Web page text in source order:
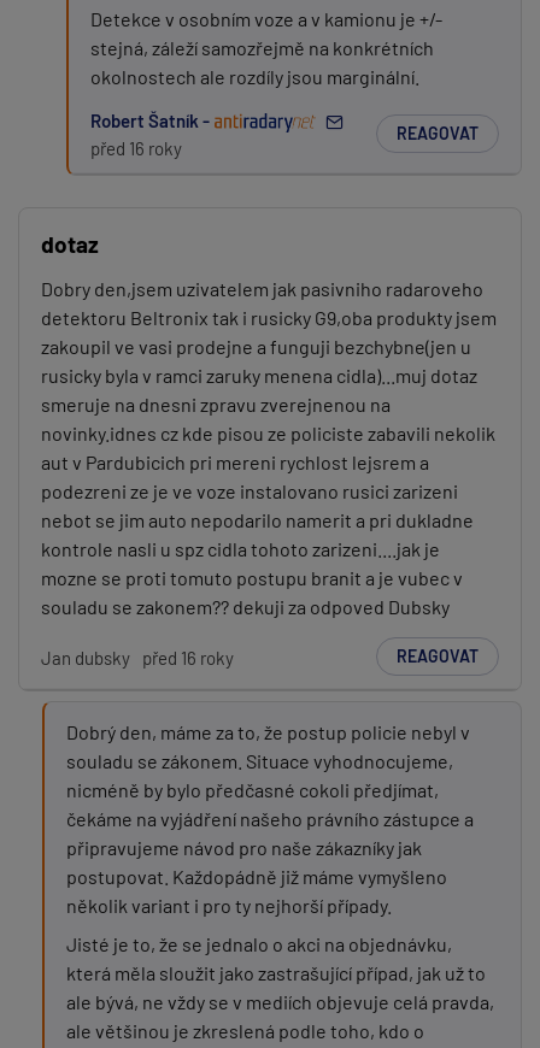
Detekce v osobním voze a v kamionu je +/-
stejná, záleží samozřejmě na konkrétních
okolnostech ale rozdíly jsou marginální.
Robert Šatník -
před 16 roky
REAGOVAT
dotaz
Dobry den,jsem uzivatelem jak pasivniho radaroveho
detektoru Beltronix tak i rusicky G9,oba produkty jsem
zakoupil ve vasi prodejne a funguji bezchybne(jen u
rusicky byla v ramci zaruky menena cidla)...muj dotaz
smeruje na dnesni zpravu zverejnenou na
novinky.idnes cz kde pisou ze policiste zabavili nekolik
aut v Pardubicich pri mereni rychlost lejsrem a
podezreni ze je ve voze instalovano rusici zarizeni
nebot se jim auto nepodarilo namerit a pri dukladne
kontrole nasli u spz cidla tohoto zarizeni....jak je
mozne se proti tomuto postupu branit a je vubec v
souladu se zakonem?? dekuji za odpoved Dubsky
Jan dubsky před 16 roky REAGOVAT
Dobrý den, máme za to, že postup policie nebyl v
souladu se zákonem. Situace vyhodnocujeme,
nicméně by bylo předčasné cokoli předjímat,
čekáme na vyjádření našeho právního zástupce a
připravujeme návod pro naše zákazníky jak
postupovat. Každopádně již máme vymyšleno
několik variant i pro ty nejhorší případy.
Jisté je to, že se jednalo o akci na objednávku,
která měla sloužit jako zastrašující případ, jak už to
ale bývá, ne vždy se v mediích objevuje celá pravda,
ale většinou je zkreslená podle toho, kdo o